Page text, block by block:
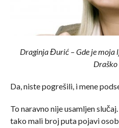
Draginja Đurić – Gde je moja
Draško
Da, niste pogrešili, i mene
To naravno nije usamljen
tako mali broj puta pojavi